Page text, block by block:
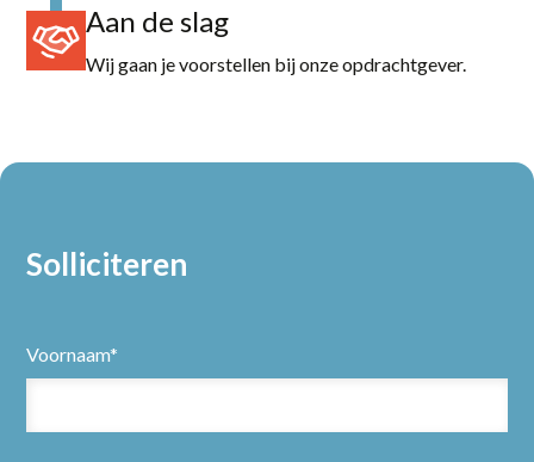
Aan de slag
Wij gaan je voorstellen bij onze opdrachtgever.
Solliciteren
Voornaam*